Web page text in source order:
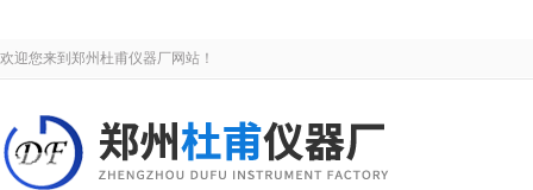
欢迎您来到郑州杜甫仪器厂网站！